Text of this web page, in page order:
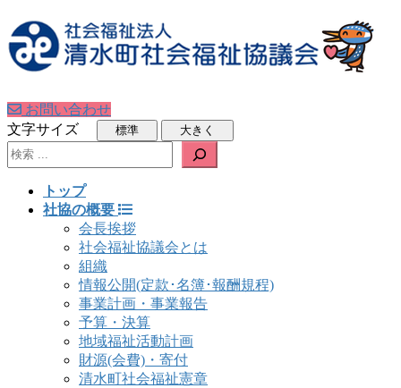
お問い合わせ
文字サイズ
検索
トップ
社協の概要
会長挨拶
社会福祉協議会とは
組織
情報公開(定款･名簿･報酬規程)
事業計画・事業報告
予算・決算
地域福祉活動計画
財源(会費)・寄付
清水町社会福祉憲章